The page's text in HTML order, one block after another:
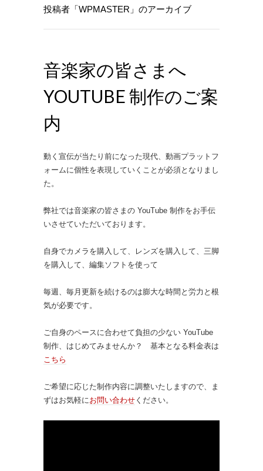
投稿者「WPMASTER 」のアーカイブ
音楽家の皆さまへ
YOUTUBE 制作のご案
内
動く宣伝が当たり前になった現代、動画プラットフ
ォームに個性を表現していくことが必須となりまし
た。
弊社では音楽家の皆さまの YouTube 制作をお手伝
いさせていただいております。
自身でカメラを購入して、レンズを購入して、三脚
を購入して、編集ソフトを使って
毎週、毎月更新を続けるのは膨大な時間と労力と根
気が必要です。
ご自身のペースに合わせて負担の少ない YouTube
制作、はじめてみませんか？ 基本となる料金表は
こちら
ご希望に応じた制作内容に調整いたしますので、ま
ずはお気軽にお問い合わせ ください。